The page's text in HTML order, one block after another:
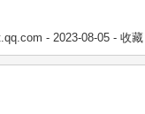
- 2023-08-05 - 收藏